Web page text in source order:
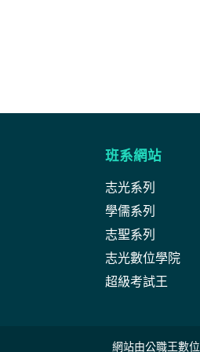
班系網站
志光系列
學儒系列
志聖系列
志光數位學院
超級考試王
網站由公職王數